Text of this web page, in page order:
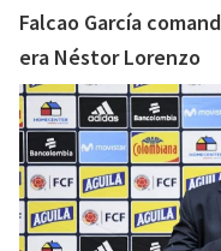
Falcao García
era Néstor Lorenzo